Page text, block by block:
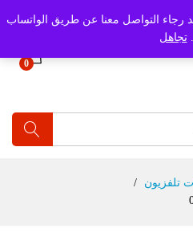
رجاء التواصل معنا عن طريق الواتساب
تجاهل
0
تلفزيون
/